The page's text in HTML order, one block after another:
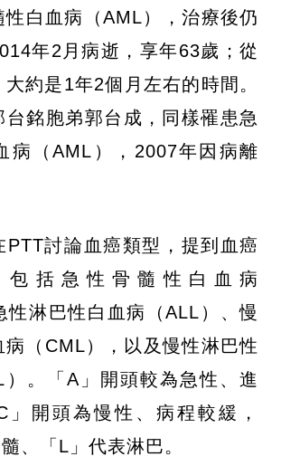
性白血病（AML），治療後仍
年2月病逝，享年63歲；從
約是1年2個月左右的時間。
台銘胞弟郭台成，同樣罹患急
病（AML），2007年因病離
PTT討論血癌類型，提到血癌
括急性骨髓性白血病
性淋巴性白血病（ALL）、慢
（CML），以及慢性淋巴性
）。「A」開頭較為急性、進
」開頭為慢性、病程較緩，
、「L」代表淋巴。